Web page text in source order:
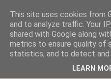
This site uses cookies from
and to analyze traffic. Your
shared with Google along
metrics to ensure quality of
statistics, and to detect and
LEARN